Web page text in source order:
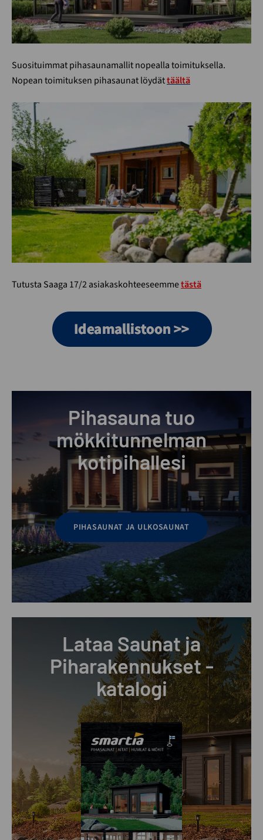
Suosituimmat pihasaunamallit nopealla toimituksella.
Nopean toimituksen pihasaunat löydättäältä
Tutusta Saaga 17/2 asiakaskohteeseemmetästä
Pihasauna tuo
mökkitunnelman
kotipihallesi
PIHASAUNAT JA ULKOSAUNAT
Lataa Saunat ja
Piharakennukset -
katalogi